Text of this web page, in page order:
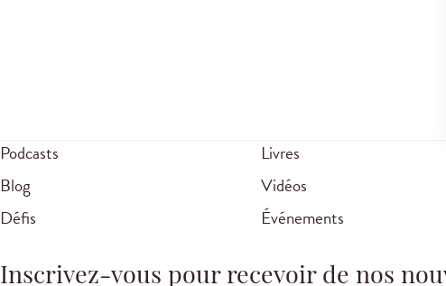
Podcasts
Blog
Défis
Livres
Vidéos
Événements
Inscrivez-vous pour recevoir de nos